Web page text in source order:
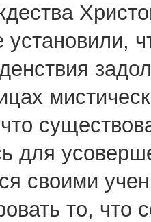
для
своими
то, что